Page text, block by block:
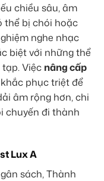
chiều sâu, âm
thể bị chói hoặc
nghe nhạc
biệt với những thể
Việc nâng cấp
phục triệt để
âm rộng hơn, chi
chuyến đi thành
Lux A
sách, Thành